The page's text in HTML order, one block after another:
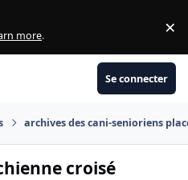
more. ×
Se connecter
archives des cani-senioriens
croisé